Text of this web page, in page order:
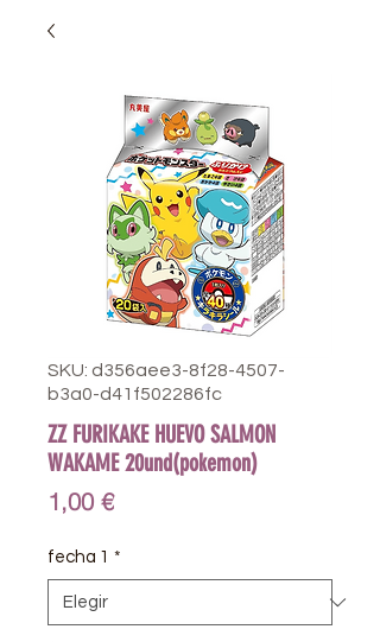
SKU: d356aee3-8f28-4507-
b3a0-d41f502286fc
ZZ FURIKAKE HUEVO SALMON
WAKAME 20und(pokemon)
1,00 €Precio
fecha 1 *